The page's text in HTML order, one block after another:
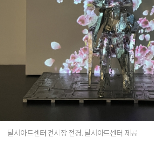
달서아트센터 전시장 전경. 달서아트센터 제공